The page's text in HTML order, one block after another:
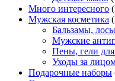
Много интересного
Мужская косметика
Бальзамы,
Мужские
Пены, гели для
Уходы за
Подарочные наборы